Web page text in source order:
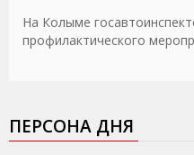
На Колыме
профилактического
ПЕРСОНА ДНЯ